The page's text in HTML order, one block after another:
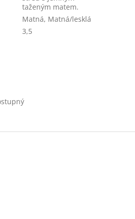
taženým matem.
Matná, Matná/lesklá
3,5